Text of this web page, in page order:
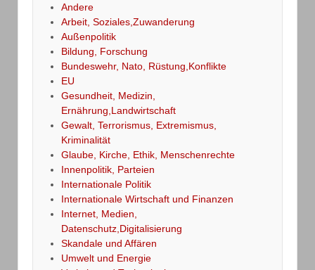
Andere
Arbeit, Soziales,Zuwanderung
Außenpolitik
Bildung, Forschung
Bundeswehr, Nato, Rüstung,Konflikte
EU
Gesundheit, Medizin,
Ernährung,Landwirtschaft
Gewalt, Terrorismus, Extremismus,
Kriminalität
Glaube, Kirche, Ethik, Menschenrechte
Innenpolitik, Parteien
Internationale Politik
Internationale Wirtschaft und Finanzen
Internet, Medien,
Datenschutz,Digitalisierung
Skandale und Affären
Umwelt und Energie